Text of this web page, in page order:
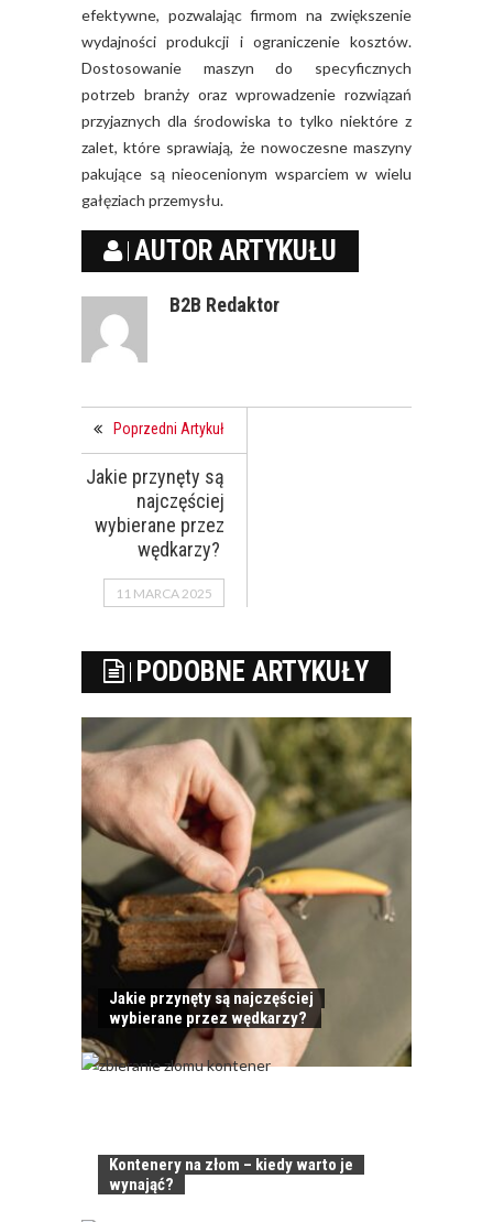
efektywne, pozwalając firmom na zwiększenie
wydajności produkcji i ograniczenie kosztów.
Dostosowanie maszyn do specyficznych
potrzeb branży oraz wprowadzenie rozwiązań
przyjaznych dla środowiska to tylko niektóre z
zalet, które sprawiają, że nowoczesne maszyny
pakujące są nieocenionym wsparciem w wielu
gałęziach przemysłu.
AUTOR ARTYKUŁU
B2B Redaktor
Poprzedni Artykuł
Jakie przynęty są
najczęściej
wybierane przez
wędkarzy?
11 MARCA 2025
PODOBNE ARTYKUŁY
Jakie przynęty są najczęściej
wybierane przez wędkarzy?
Kontenery na złom – kiedy warto je
wynająć?